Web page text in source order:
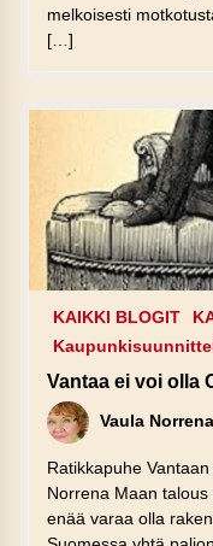
melkoisesti
[…]
KAIKKI BLOGIT
Vantaa ei voi olla
Vaula Norrena
Ratikkapuhe
Norrena Maan
enää varaa olla